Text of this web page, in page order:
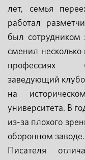
лет, семья
работал
был сотрудником
сменил
профессиях
заведующий
на
университета. В
из-за плохого
оборонном заводе.
Писателя